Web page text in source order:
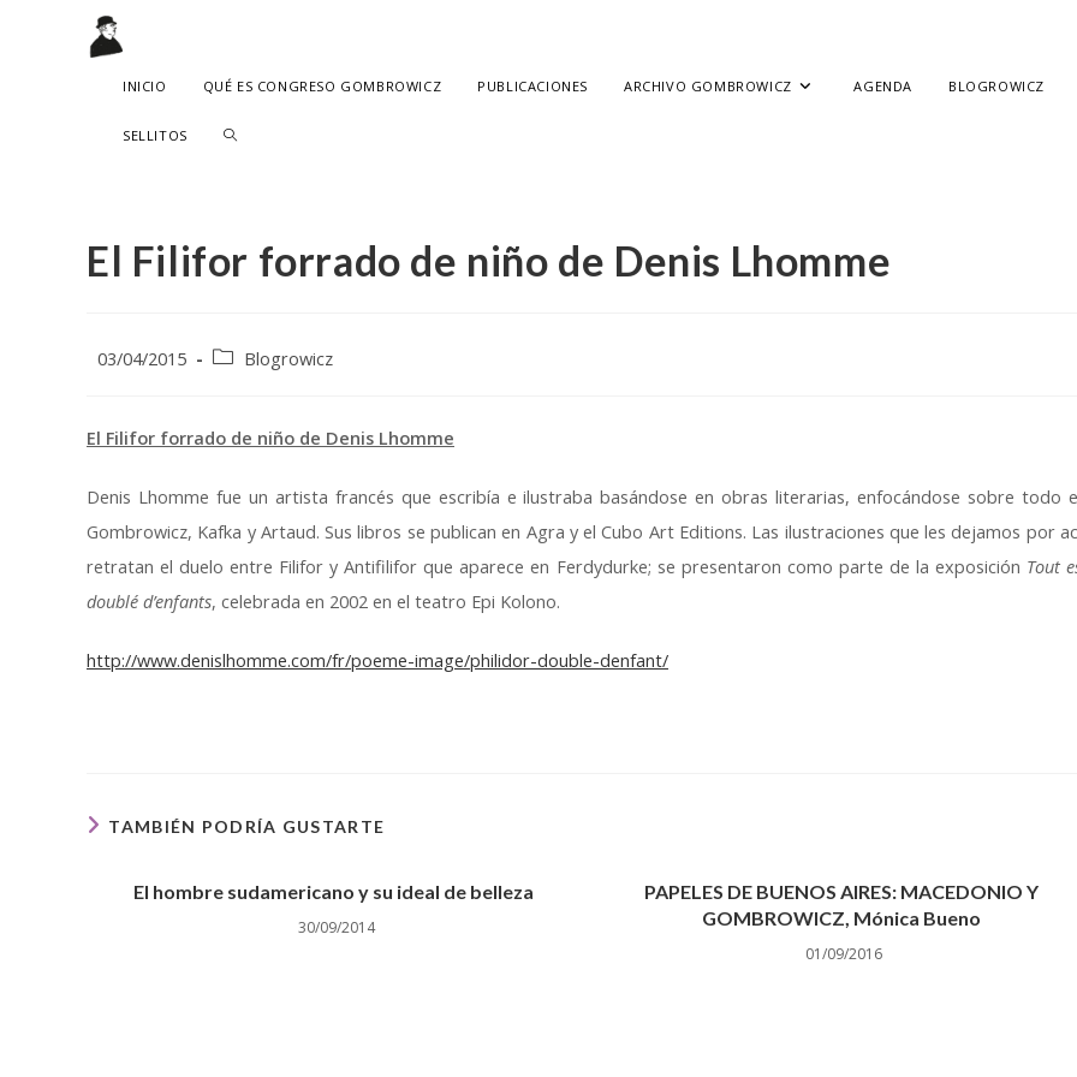
INICIO QUÉ ES CONGRESO GOMBROWICZ PUBLICACIONES ARCHIVO GOMBROWICZ AGENDA BLOGROWICZ
SELLITOS ALTERNAR
LA
El Filifor forrado de niño de Denis Lhomme
Publicación
entrada:
03/04/2015
Categoría
entrada:
Blogrowicz
El Filifor forrado de niño de Denis Lhomme
Denis Lhomme fue un artista francés que escribía e ilustraba basándose en obras literarias, enfocándose sobre todo
Gombrowicz, Kafka y Artaud. Sus libros se publican en Agra y el Cubo Art Editions. Las ilustraciones que les dejamos por
retratan el duelo entre Filifor y Antifilifor que aparece en Ferdydurke; se presentaron como parte de la exposición Tout
doublé d’enfants, celebrada en 2002 en el teatro Epi Kolono.
http://www.denislhomme.com/fr/poeme-image/philidor-double-denfant/
TAMBIÉN PODRÍA GUSTARTE
El hombre sudamericano y su ideal de belleza
30/09/2014
PAPELES DE BUENOS AIRES: MACEDONIO Y
GOMBROWICZ, Mónica Bueno
01/09/2016